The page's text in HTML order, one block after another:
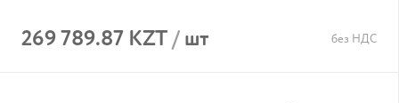
269 789.87 KZT/шт без НДС